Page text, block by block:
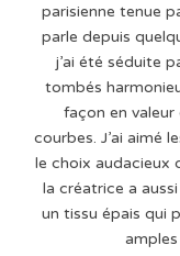
parisienne tenue
parle depuis
j’ai été séduite
tombés
façon en
courbes. J’ai aimé
le choix audacieux
la créatrice a
un tissu épais qui